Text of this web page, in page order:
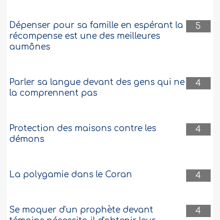
Salam alaykoum, Je suis un jeune de 22
ans, précédemment j’étais dans
l’ignorance et j’étais dirigé vers une vie
remplie de péchés, j’ai ensuite rencontré
ensemble hors mariage, par la suite j’ai
demandé pardon à Dieu et j’ai pris
l’intention de me marier..
5
Dépenser pour sa famille en espérant la
récompense est une des meilleures
aumônes
4
Parler sa langue devant des gens qui ne
la comprennent pas
4
Protection des maisons contre les
démons
4
La polygamie dans le Coran
4
Se moquer d'un prophète devant